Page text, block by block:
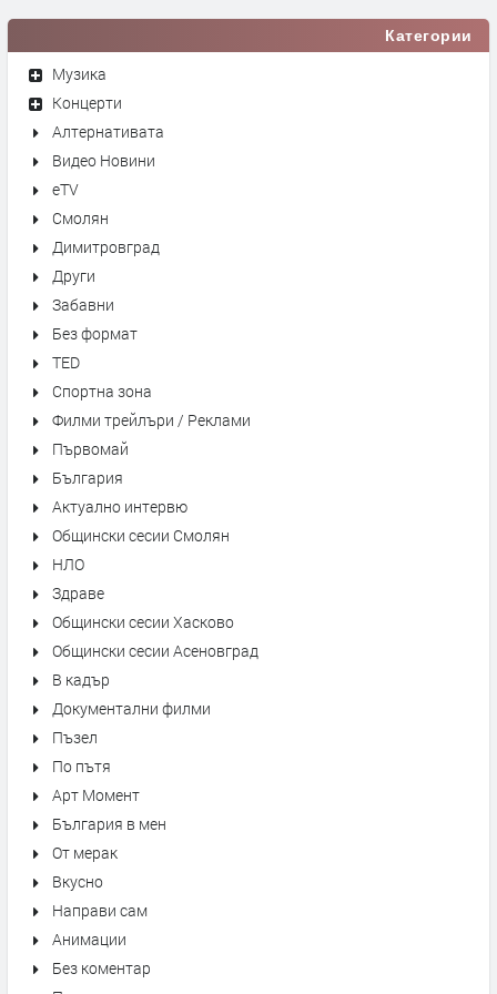
Категории
Музика
Концерти
Алтернативата
Видео Новини
eTV
Смолян
Димитровград
Други
Забавни
Без формат
TED
Спортна зона
Филми трейлъри / Реклами
Първомай
България
Актуално интервю
Общински сесии Смолян
НЛО
Здраве
Общински сесии Хасково
Общински сесии Асеновград
В кадър
Документални филми
Пъзел
По пътя
Арт Момент
България в мен
От мерак
Вкусно
Направи сам
Анимации
Без коментар